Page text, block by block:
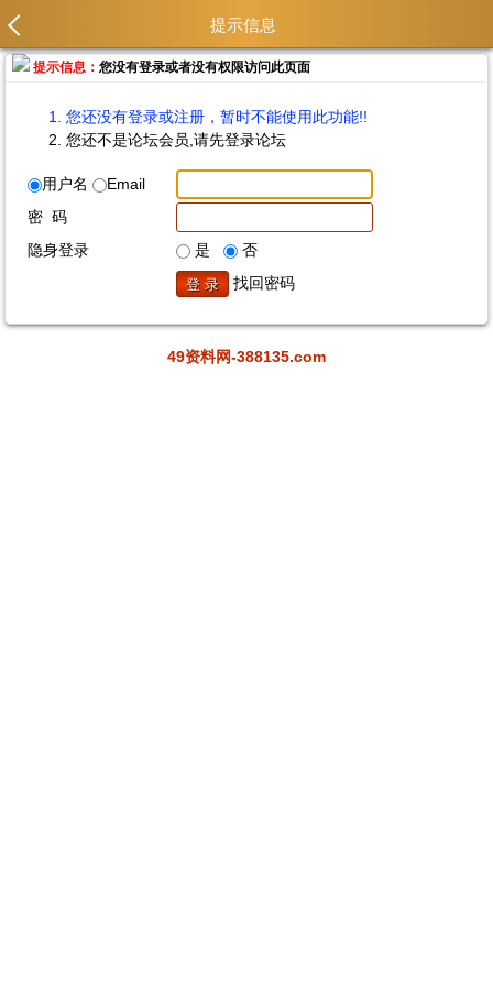
提示信息
提示信息：您没有登录或者没有权限访问此页面
您还没有登录或注册，暂时不能使用此功能!!
您还不是论坛会员,请先登录论坛
用户名
Email
密 码
隐身登录
是
否
找回密码
49资料网-388135.com